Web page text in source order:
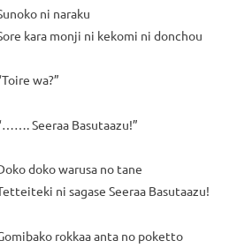
ni naraku
kara monji ni kekomi ni donchou
wa?”
Seeraa Basutaazu!”
doko warusa no tane
ni sagase Seeraa Basutaazu!
rokkaa anta no poketto